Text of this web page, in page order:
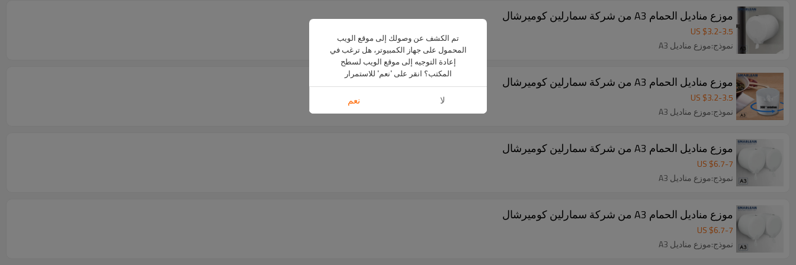
موزع مناديل الحمام A3 من شركة سمارلين كوميرشال
US $3.2-3.5
نموذج:موزع مناديل A3
موزع مناديل الحمام A3 من شركة سمارلين كوميرشال
US $3.2-3.5
نموذج:موزع مناديل A3
موزع مناديل الحمام A3 من شركة سمارلين كوميرشال
US $6.7-7
نموذج:موزع مناديل A3
موزع مناديل الحمام A3 من شركة سمارلين كوميرشال
US $6.7-7
نموذج:موزع مناديل A3
تم الكشف عن وصولك إلى موقع الويب
المحمول على جهاز الكمبيوتر، هل ترغب في
إعادة التوجيه إلى موقع الويب لسطح
المكتب؟ انقر على 'نعم' للاستمرار
لا نعم